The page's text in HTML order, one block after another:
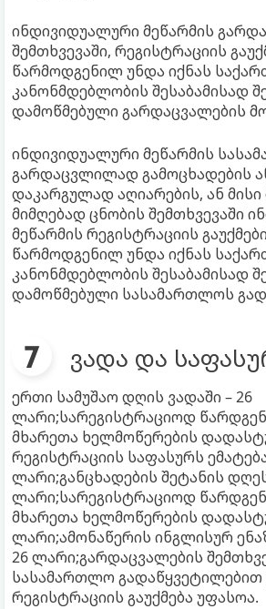
ინდივიდუალური მეწარმის
შემთხვევაში, რეგისტრაციის
წარმოდგენილ უნდა იქნას
კანონმდებლობის შესაბამისად
დამოწმებული გარდაცვალების
ინდივიდუალური მეწარმის
გარდაცვლილად გამოცხადების
დაკარგულად აღიარების, ან
მიმღებად ცნობის შემთხვევაში
მეწარმის რეგისტრაციის
წარმოდგენილ უნდა იქნას
კანონმდებლობის შესაბამისად
დამოწმებული სასამართლოს
ვადა და
ერთი სამუშაო დღის ვადაში – 26
ლარი;სარეგისტრაციოდ
მხარეთა ხელმოწერების
რეგისტრაციის საფასურს
ლარი;განცხადების შეტანის
ლარი;სარეგისტრაციოდ
მხარეთა ხელმოწერების
ლარი;ამონაწერის ინგლისურ
26 ლარი;გარდაცვალების
სასამართლო გადაწყვეტილებით
რეგისტრაციის გაუქმება უფასოა.